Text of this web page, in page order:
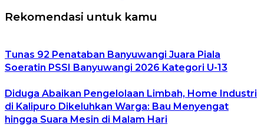
Rekomendasi untuk kamu
Tunas 92 Penataban Banyuwangi Juara Piala
Soeratin PSSI Banyuwangi 2026 Kategori U-13
Diduga Abaikan Pengelolaan Limbah, Home Industri
di Kalipuro Dikeluhkan Warga: Bau Menyengat
hingga Suara Mesin di Malam Hari